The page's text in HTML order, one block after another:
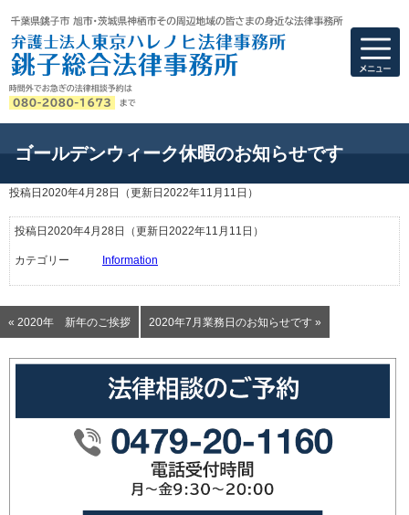
弁護士法人東京
ゴールデンウィーク休暇のお知らせです
投稿日2020年4月28日 （更新日2022年11月11日）
投稿日2020年4月28日 （更新日2022年11月11日）
カテゴリー Information
« 2020年 新年のご挨拶 2020年7月業務日のお知らせです »